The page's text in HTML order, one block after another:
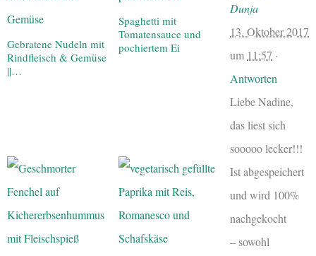
Gebratene Nudeln mit
Rindfleisch & Gemüse
||…
Spaghetti mit
Tomatensauce und
pochiertem Ei
Dunja
13. Oktober 2017
um 11:57 ·
Antworten
Liebe Nadine,
das liest sich
sooooo lecker!!!
Ist abgespeichert
und wird 100%
nachgekocht
– sowohl